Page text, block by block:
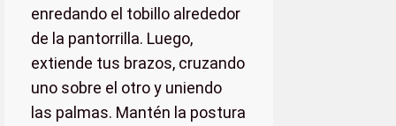
enredando el tobillo alrededor
de la pantorrilla. Luego,
extiende tus brazos, cruzando
uno sobre el otro y uniendo
las palmas. Mantén la postura